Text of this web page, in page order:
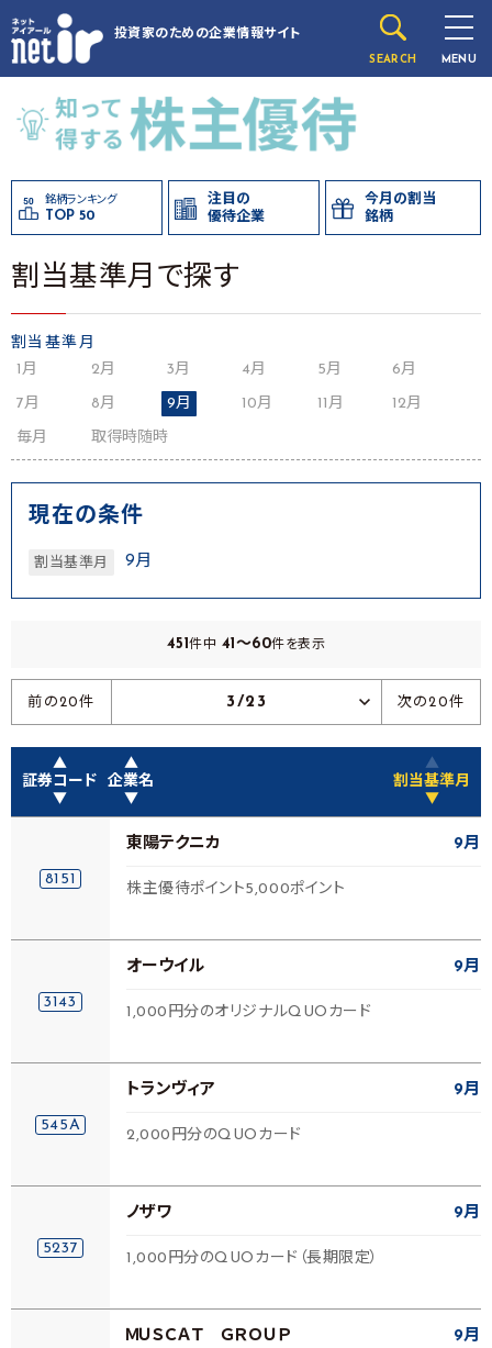
投資家のための企業情報サイト
SEARCH MENU
銘柄ランキング
TOP 50
注目の
優待企業
今月の割当
銘柄
割当基準月で探す
割当基準月
1月
2月 3月 4月 5月 6月
7月 8月 9月 10月 11月 12月
毎月 取得時随時
現在の条件
割当基準月 9月
451件中 41～60件を表示
前の20件 3/23 次の20件
▲
証券コード
▼
▲
企業名
▼
▲
割当基準月
▼
8151
東陽テクニカ 9月
株主優待ポイント5,000ポイント
3143
オーウイル 9月
1,000円分のオリジナルQUOカード
545A
トランヴィア 9月
2,000円分のQUOカード
5237
ノザワ 9月
1,000円分のQUOカード（長期限定）
ＭＵＳＣＡＴ ＧＲＯＵＰ 9月